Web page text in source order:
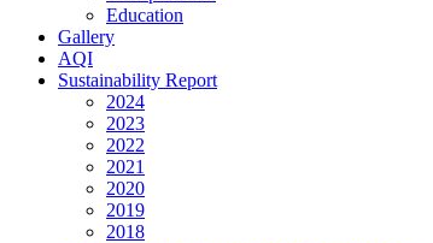
Education
Gallery
AQI
Sustainability Report
2024
2023
2022
2021
2020
2019
2018